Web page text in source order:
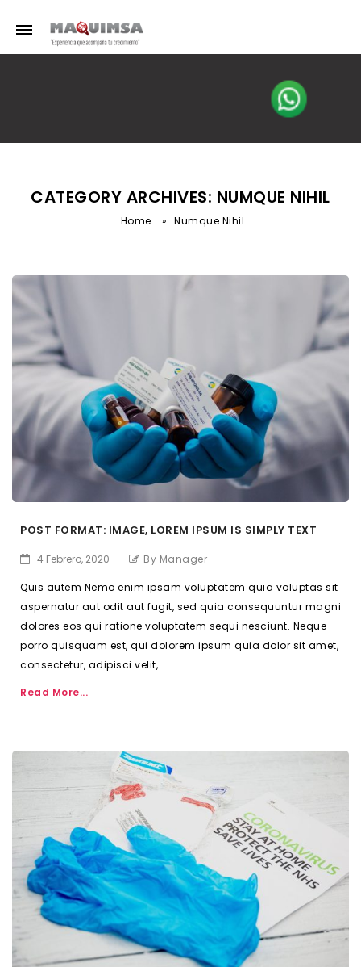
CATEGORY ARCHIVES: NUMQUE NIHIL
Home » Numque Nihil
POST FORMAT: IMAGE, LOREM IPSUM IS SIMPLY TEXT
4 Febrero, 2020 By Manager
Quis autem Nemo enim ipsam voluptatem quia voluptas sit
aspernatur aut odit aut fugit, sed quia consequuntur magni
dolores eos qui ratione voluptatem sequi nesciunt. Neque
porro quisquam est, qui dolorem ipsum quia dolor sit amet,
consectetur, adipisci velit, .
Read More...